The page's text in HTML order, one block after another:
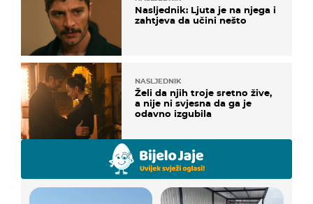
Nasljednik: Ljuta je na njega i
zahtjeva da učini nešto
NASLJEDNIK
Želi da njih troje sretno žive,
a nije ni svjesna da ga je
odavno izgubila